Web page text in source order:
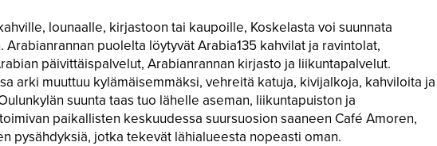
lounaalle, kirjastoon tai kaupoille, Koskelasta voi suunnata
Arabianrannan puolelta löytyvät Arabia135 kahvilat ja ravintolat,
päivittäispalvelut, Arabianrannan kirjasto ja liikuntapalvelut.
arki muuttuu kylämäisemmäksi, vehreitä katuja, kivijalkoja, kahviloita ja
suunta taas tuo lähelle aseman, liikuntapuiston ja
paikallisten keskuudessa suursuosion saaneen Café Amoren,
pysähdyksiä, jotka tekevät lähialueesta nopeasti oman.